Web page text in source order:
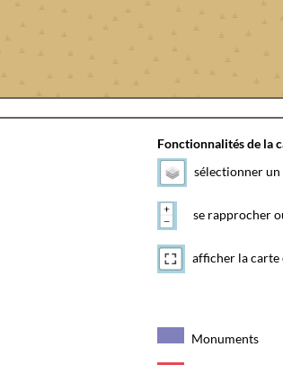
Fonctionnalités de la
sélectionner
se rapprocher
afficher la carte
Monuments